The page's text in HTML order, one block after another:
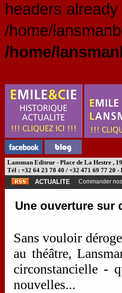
headers
/home/
/home/
Lansman Editeur - Place de La Hestre ,
Tél : +32 64 23 78 40 / +32 471 69 77 20
ACTUALITE
Commander
Une ouverture sur
Sans vouloir
au théâtre,
circonstancielle -
nouvelles...